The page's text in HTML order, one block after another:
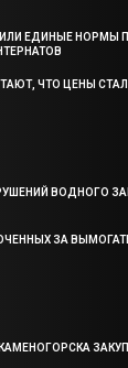
ЕДИНЫЕ НОРМЫ
ЧТО ЦЕНЫ
ВОДНОГО
ЗА